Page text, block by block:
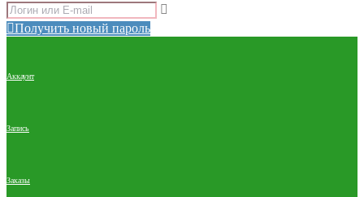
Получить новый пароль
Аккаунт
Запись
Заказы